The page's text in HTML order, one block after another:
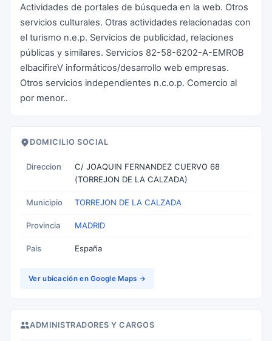
Actividades de portales de búsqueda en la web. Otros
servicios culturales. Otras actividades relacionadas con
el turismo n.e.p. Servicios de publicidad, relaciones
públicas y similares. Servicios 82-58-6202-A-EMROB
elbacifireV informáticos/desarrollo web empresas.
Otros servicios independientes n.c.o.p. Comercio al
por menor..
DOMICILIO SOCIAL
Direccion
C/ JOAQUIN FERNANDEZ CUERVO 68
(TORREJON DE LA CALZADA)
Municipio TORREJON DE LA CALZADA
Provincia MADRID
Pais España
Ver ubicación en Google Maps →
ADMINISTRADORES Y CARGOS